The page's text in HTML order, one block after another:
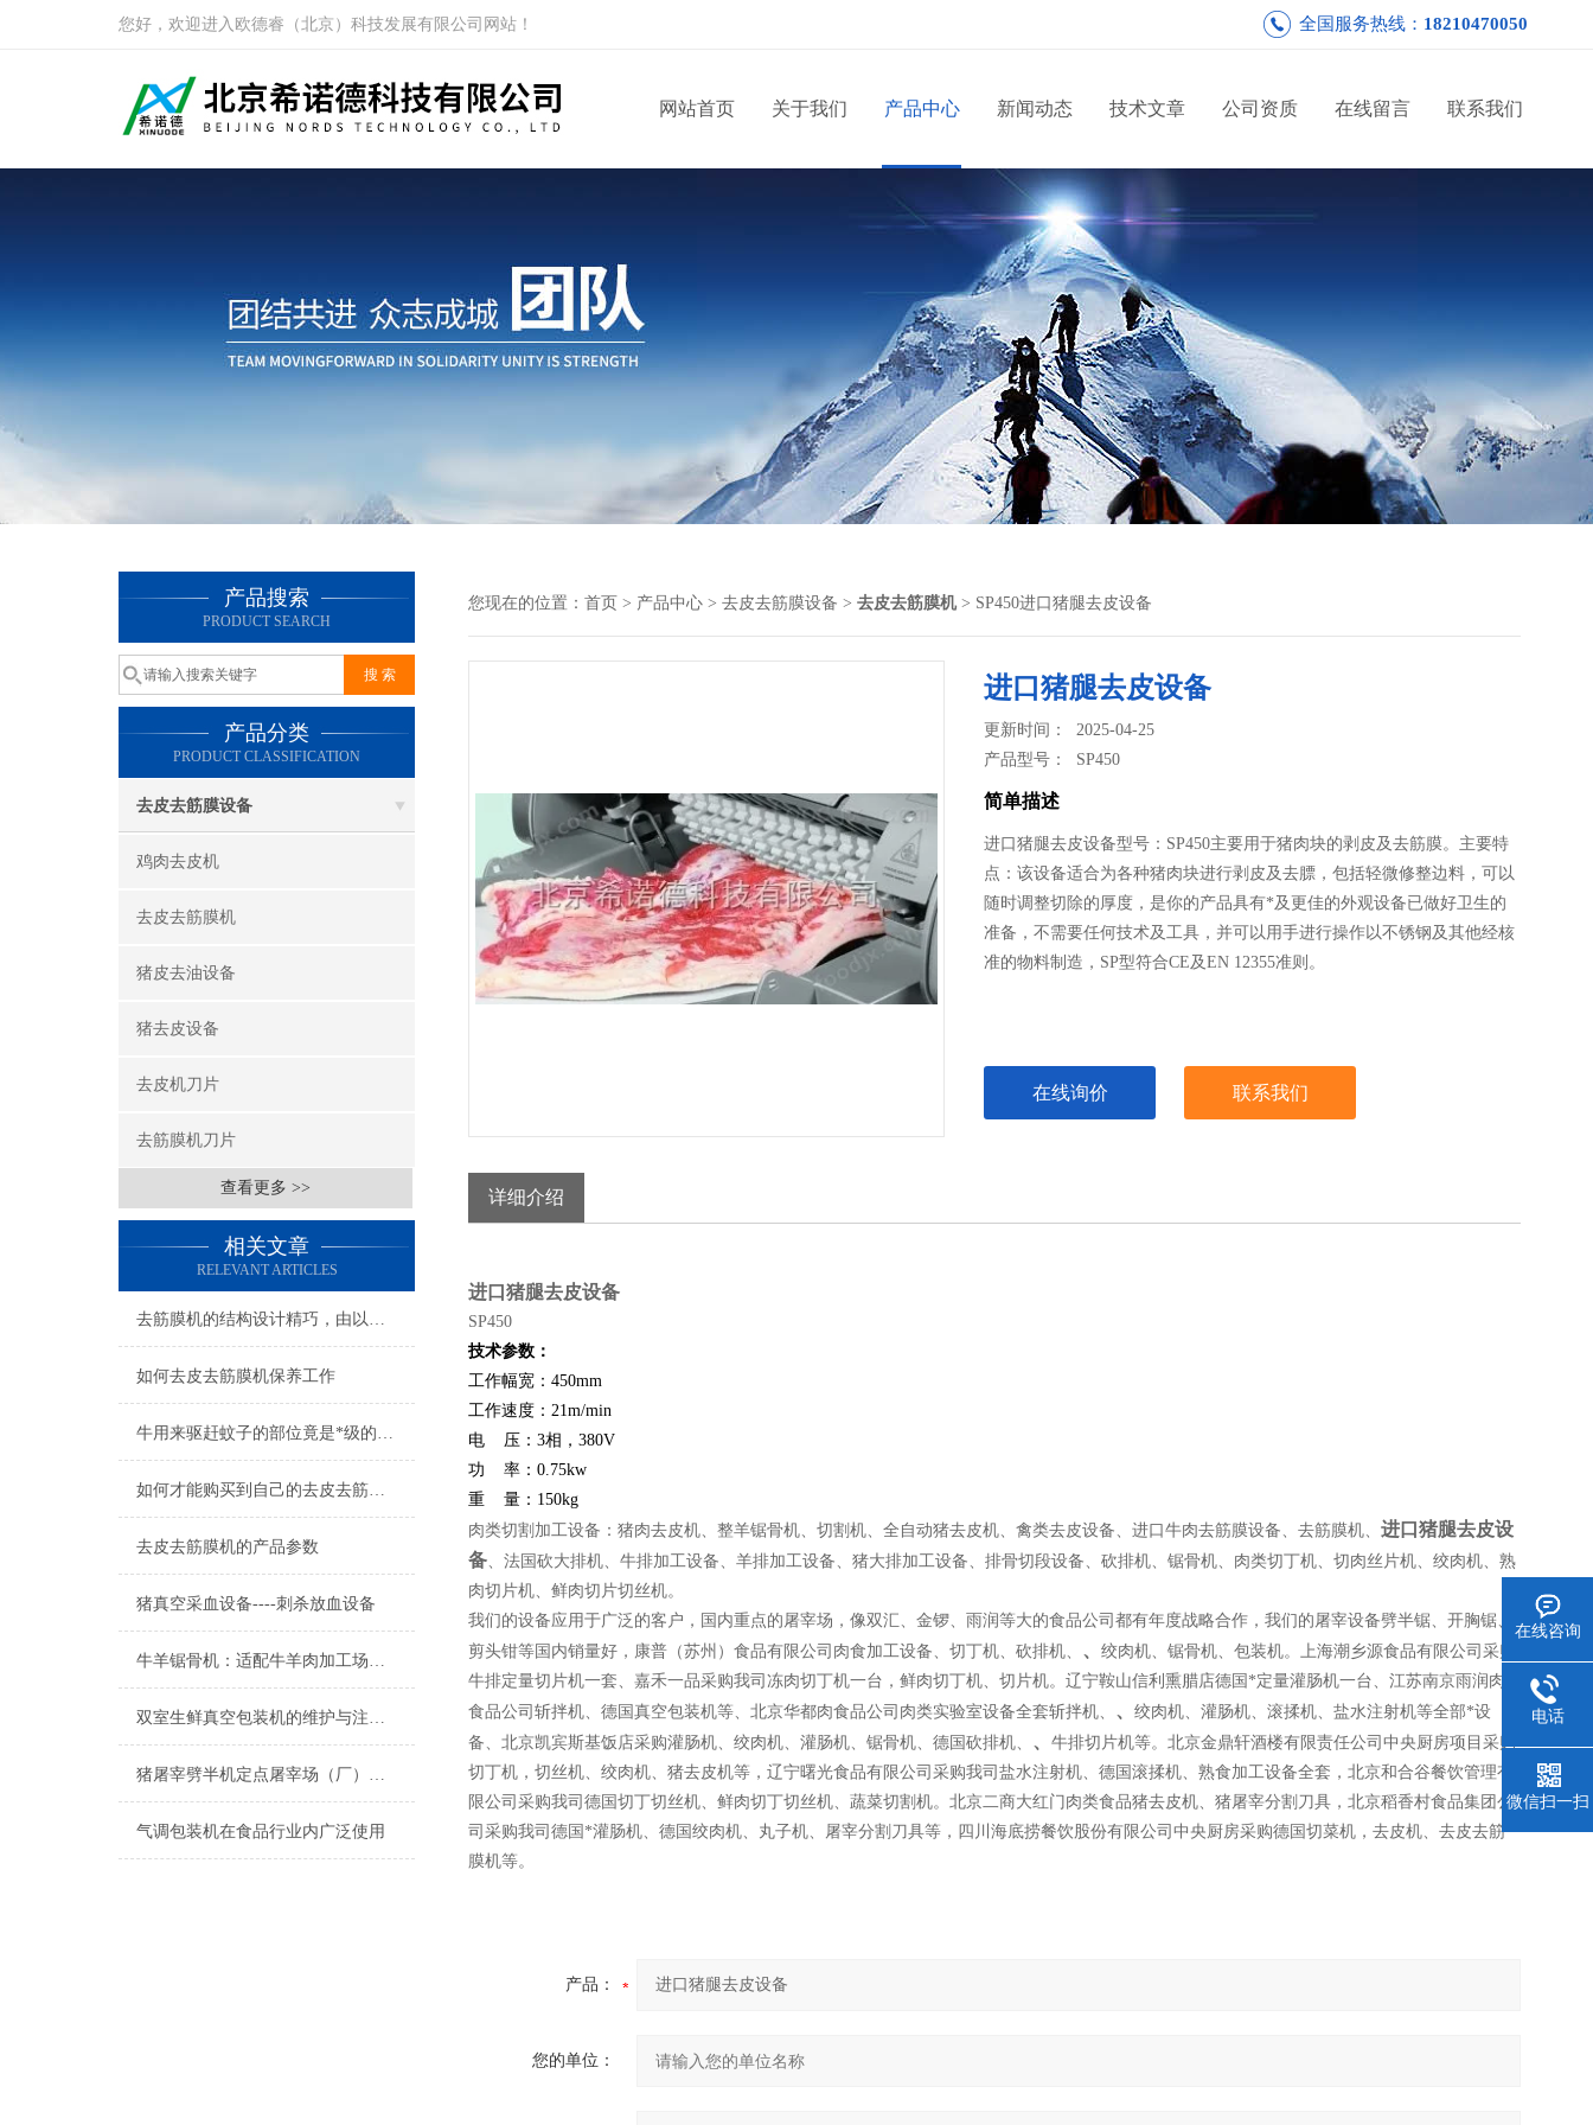
您好，欢迎进入欧德睿（北京）科技发展有限公司网站！ 全国服务热线： 18210470050
网站首页 关于我们 产品中心 新闻动态 技术文章 公司资质 在线留言 联系我们
产品搜索
PRODUCT SEARCH
产品分类
PRODUCT CLASSIFICATION
去皮去筋膜设备
鸡肉去皮机
去皮去筋膜机
猪皮去油设备
猪去皮设备
去皮机刀片
去筋膜机刀片
查看更多 >>
相关文章
RELEVANT ARTICLES
去筋膜机的结构设计精巧，由以下几个部分组成
如何去皮去筋膜机保养工作
牛用来驱赶蚊子的部位竟是*级的大补品
如何才能购买到自己的去皮去筋膜机
去皮去筋膜机的产品参数
猪真空采血设备----刺杀放血设备
牛羊锯骨机：适配牛羊肉加工场景的核心设计优势
双室生鲜真空包装机的维护与注意事项
猪屠宰劈半机定点屠宰场（厂）申请流程
气调包装机在食品行业内广泛使用
您现在的位置： 首页 > 产品中心 > 去皮去筋膜设备 > 去皮去筋膜机> SP450进口猪腿去皮设备
进口猪腿去皮设备
更新时间： 2025-04-25
产品型号： SP450
简单描述
进口猪腿去皮设备型号：SP450主要用于猪肉块的剥皮及去筋膜。主要特
点：该设备适合为各种猪肉块进行剥皮及去膘，包括轻微修整边料，可以
随时调整切除的厚度，是你的产品具有*及更佳的外观设备已做好卫生的
准备，不需要任何技术及工具，并可以用手进行操作以不锈钢及其他经核
准的物料制造，SP型符合CE及EN 12355准则。
在线询价 联系我们
详细介绍
进口猪腿去皮设备
SP450
技术参数：
工作幅宽： 450mm
工作速度： 21m/min
电
压： 3相， 380V
功
率： 0.75kw
重
量： 150kg
肉类切割加工设备：猪肉去皮机、整羊锯骨机、切割机、全自动猪去皮机、禽类去皮设备、进口牛肉去筋膜设备、去筋膜机、 进口猪腿去皮设
备、法国砍大排机、牛排加工设备、羊排加工设备、猪大排加工设备、排骨切段设备、砍排机、锯骨机、肉类切丁机、切肉丝片机、绞肉机、熟
肉切片机、鲜肉切片切丝机。
我们的设备应用于广泛的客户，国内重点的屠宰场，像双汇、金锣、雨润等大的食品公司都有年度战略合作，我们的屠宰设备劈半锯、开胸锯、
剪头钳等国内销量好，康普（苏州）食品有限公司肉食加工设备、切丁机、砍排机、 、 绞肉机、锯骨机、包装机。上海潮乡源食品有限公司采购
牛排定量切片机一套、嘉禾一品采购我司冻肉切丁机一台，鲜肉切丁机、切片机。辽宁鞍山信利熏腊店德国*定量灌肠机一台、江苏南京雨润肉
食品公司斩拌机、德国真空包装机等、北京华都肉食品公司肉类实验室设备全套斩拌机、 、 绞肉机、灌肠机、滚揉机、盐水注射机等全部*设
备、北京凯宾斯基饭店采购灌肠机、绞肉机、灌肠机、锯骨机、德国砍排机、 、 牛排切片机等。北京金鼎轩酒楼有限责任公司中央厨房项目采购
切丁机，切丝机、绞肉机、猪去皮机等，辽宁曙光食品有限公司采购我司盐水注射机、德国滚揉机、熟食加工设备全套，北京和合谷餐饮管理有
限公司采购我司德国切丁切丝机、鲜肉切丁切丝机、蔬菜切割机。北京二商大红门肉类食品猪去皮机、猪屠宰分割刀具，北京稻香村食品集团公
司采购我司德国*灌肠机、德国绞肉机、丸子机、屠宰分割刀具等，四川海底捞餐饮股份有限公司中央厨房采购德国切菜机，去皮机、去皮去筋
膜机等。
产品：
您的单位：
在线咨询
电话
微信扫一扫